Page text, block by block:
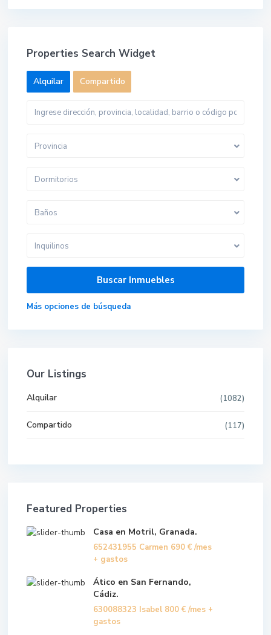
Properties Search Widget
Alquilar Compartido
Provincia
Dormitorios
Baños
Inquilinos
Más opciones de búsqueda
Our Listings
Alquilar (1082)
Compartido (117)
Featured Properties
Casa en Motril, Granada.
652431955 Carmen 690 € /mes
+ gastos
Ático en San Fernando,
Cádiz.
630088323 Isabel 800 € /mes +
gastos